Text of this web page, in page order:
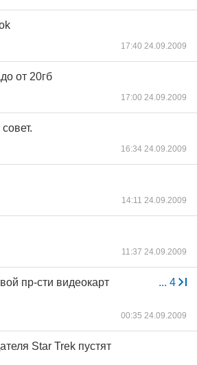
17:40 24.09.2009
от 20гб
17:00 24.09.2009
16:34 24.09.2009
14:11 24.09.2009
11:37 24.09.2009
... 4
пр-сти видеокарт
00:35 24.09.2009
Star Trek пустят